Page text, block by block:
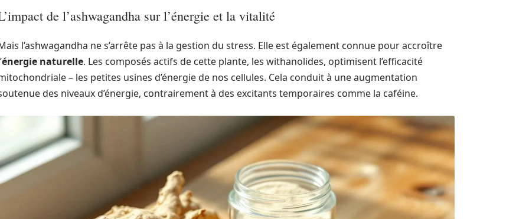
de l’ashwagandha sur l’énergie et la vitalité
l’ashwagandha ne s’arrête pas à la gestion du stress. Elle est également connue pour accroître
énergie naturelle. Les composés actifs de cette plante, les withanolides, optimisent l’efficacité
– les petites usines d’énergie de nos cellules. Cela conduit à une augmentation
des niveaux d’énergie, contrairement à des excitants temporaires comme la caféine.